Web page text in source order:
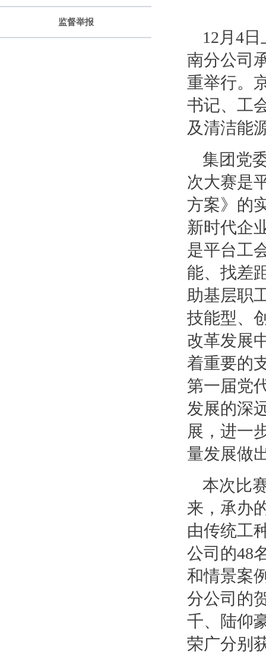
监督举报
12月4
南分公司
重举行。
书记、工
及清洁能
集团党
次大赛是
方案》的
新时代企
是平台工
能、找差
助基层职
技能型、
改革发展
着重要的
第一届党
发展的深
展，进一
量发展做
本次比
来，承办
由传统工
公司的48
和情景案
分公司的
千、陆仰
荣广分别